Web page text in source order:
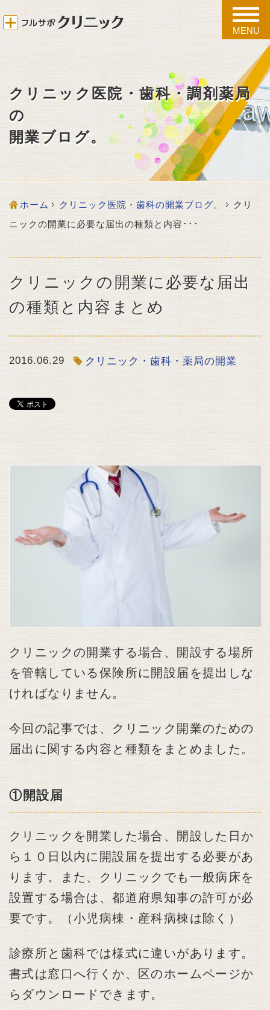
toggle
MENU
クリニック医院・歯科・調剤薬局
の
開業ブログ。
ホーム クリニック医院・歯科の開業ブログ。
クリ
ニックの開業に必要な届出の種類と内容･･･
クリニックの開業に必要な届出
の種類と内容まとめ
2016.06.29 クリニック・歯科・薬局の開業
クリニックの開業する場合、開設する場所
を管轄している保険所に開設届を提出しな
ければなりません。
今回の記事では、クリニック開業のための
届出に関する内容と種類をまとめました。
①開設届
クリニックを開業した場合、開設した日か
ら１０日以内に開設届を提出する必要があ
ります。また、クリニックでも一般病床を
設置する場合は、都道府県知事の許可が必
要です。（小児病棟・産科病棟は除く）
診療所と歯科では様式に違いがあります。
書式は窓口へ行くか、区のホームページか
らダウンロードできます。